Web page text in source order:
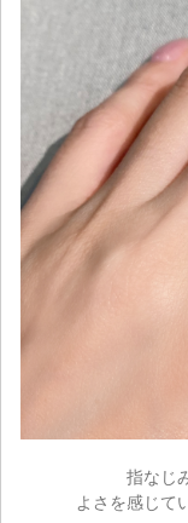
指なじ
よさを感じて